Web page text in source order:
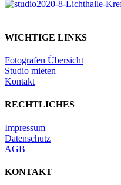
WICHTIGE LINKS​
Fotografen Übersicht
Studio mieten
Kontakt
RECHTLICHES​
Impressum
Datenschutz
AGB
KONTAKT​